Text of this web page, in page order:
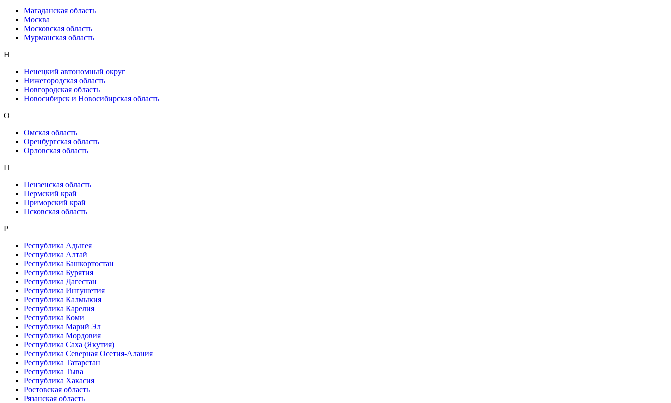
Магаданская область
Москва
Московская область
Мурманская область
Н
Ненецкий автономный округ
Нижегородская область
Новгородская область
Новосибирск и Новосибирская область
О
Омская область
Оренбургская область
Орловская область
П
Пензенская область
Пермский край
Приморский край
Псковская область
Р
Республика Адыгея
Республика Алтай
Республика Башкортостан
Республика Бурятия
Республика Дагестан
Республика Ингушетия
Республика Калмыкия
Республика Карелия
Республика Коми
Республика Марий Эл
Республика Мордовия
Республика Саха (Якутия)
Республика Северная Осетия-Алания
Республика Татарстан
Республика Тыва
Республика Хакасия
Ростовская область
Рязанская область